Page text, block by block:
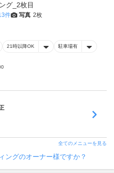
件 写真 2枚
21時以降OK 駐車場有
全てのメニューを見る
ングのオーナー様ですか？